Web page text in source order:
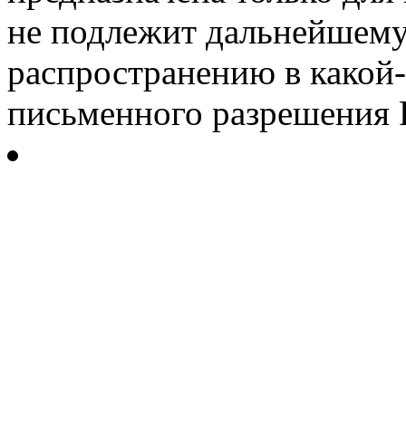
не подлежит
распространению в
письменного разрешения